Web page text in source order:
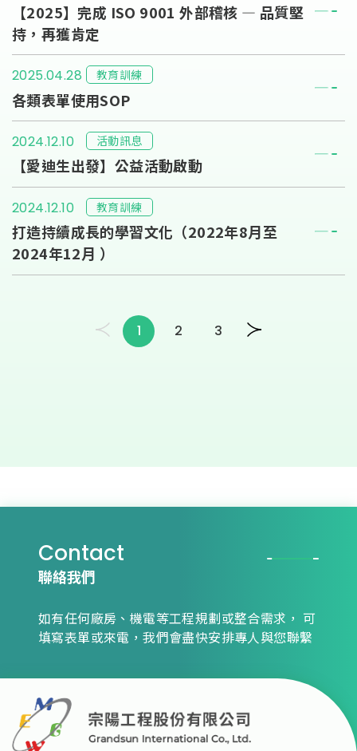
【2025】完成 ISO 9001 外部稽核 — 品質堅
持，再獲肯定
2025.04.28 教育訓練
各類表單使用SOP
2024.12.10 活動訊息
【愛迪生出發】公益活動啟動
2024.12.10 教育訓練
打造持續成長的學習文化（2022年8月至
2024年12月 ）
1 2 3
Contact
聯絡我們
如有任何廠房、機電等工程規劃或整合需求， 可
填寫表單或來電，我們會盡快安排專人與您聯繫